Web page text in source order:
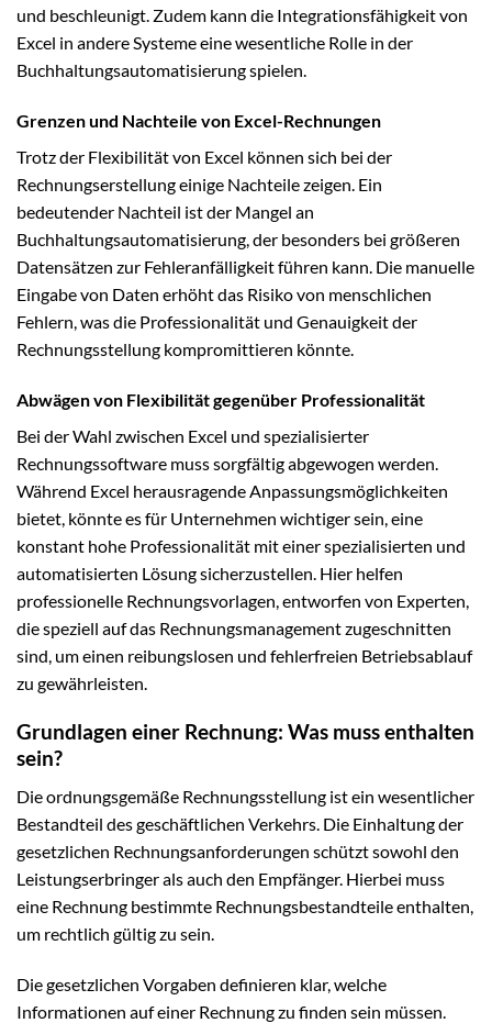
und beschleunigt. Zudem kann die Integrationsfähigkeit von
Excel in andere Systeme eine wesentliche Rolle in der
Buchhaltungsautomatisierung spielen.
Grenzen und Nachteile von Excel-Rechnungen
Trotz der Flexibilität von Excel können sich bei der
Rechnungserstellung einige Nachteile zeigen. Ein
bedeutender Nachteil ist der Mangel an
Buchhaltungsautomatisierung, der besonders bei größeren
Datensätzen zur Fehleranfälligkeit führen kann. Die manuelle
Eingabe von Daten erhöht das Risiko von menschlichen
Fehlern, was die Professionalität und Genauigkeit der
Rechnungsstellung kompromittieren könnte.
Abwägen von Flexibilität gegenüber Professionalität
Bei der Wahl zwischen Excel und spezialisierter
Rechnungssoftware muss sorgfältig abgewogen werden.
Während Excel herausragende Anpassungsmöglichkeiten
bietet, könnte es für Unternehmen wichtiger sein, eine
konstant hohe Professionalität mit einer spezialisierten und
automatisierten Lösung sicherzustellen. Hier helfen
professionelle Rechnungsvorlagen, entworfen von Experten,
die speziell auf das Rechnungsmanagement zugeschnitten
sind, um einen reibungslosen und fehlerfreien Betriebsablauf
zu gewährleisten.
Grundlagen einer Rechnung: Was muss enthalten
sein?
Die ordnungsgemäße Rechnungsstellung ist ein wesentlicher
Bestandteil des geschäftlichen Verkehrs. Die Einhaltung der
gesetzlichen Rechnungsanforderungen schützt sowohl den
Leistungserbringer als auch den Empfänger. Hierbei muss
eine Rechnung bestimmte Rechnungsbestandteile enthalten,
um rechtlich gültig zu sein.
Die gesetzlichen Vorgaben definieren klar, welche
Informationen auf einer Rechnung zu finden sein müssen.